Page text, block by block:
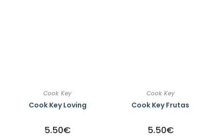
Cook Key
Cook Key Loving
5.50€
Cook Key
Cook Key Frutas
5.50€